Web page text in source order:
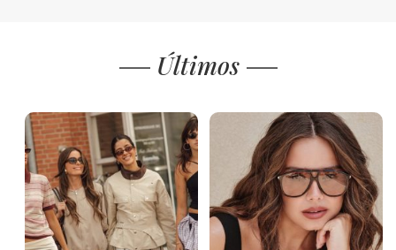
Últimos